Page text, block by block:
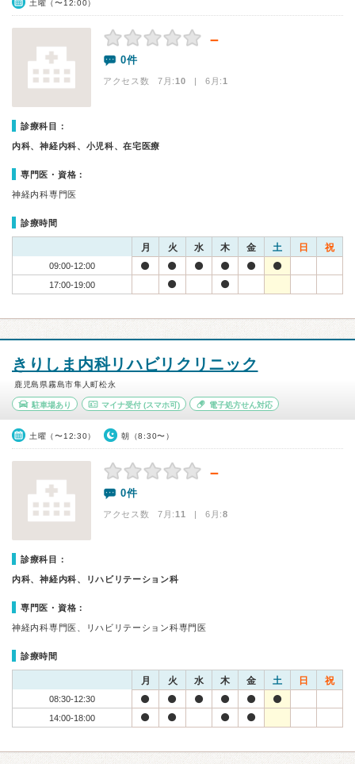
土曜（〜12:00）
－
0件
アクセス数 7月:10 | 6月:1
診療科目：
内科、神経内科、小児科、在宅医療
専門医・資格：
神経内科専門医
診療時間
月 火 水 木 金 土 日 祝
09:00-12:00
17:00-19:00
きりしま内科リハビリクリニック
鹿児島県霧島市隼人町松永
駐車場あり マイナ受付(スマホ可) 電子処方せん対応
土曜（〜12:30） 朝（8:30〜）
－
0件
アクセス数 7月:11 | 6月:8
診療科目：
内科、神経内科、リハビリテーション科
専門医・資格：
神経内科専門医、リハビリテーション科専門医
診療時間
月 火 水 木 金 土 日 祝
08:30-12:30
14:00-18:00